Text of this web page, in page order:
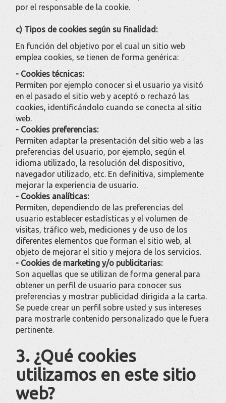
por el responsable de la cookie.
c) Tipos de cookies según su finalidad:
En función del objetivo por el cual un sitio web
emplea cookies, se tienen de forma genérica:
- Cookies técnicas:
Permiten por ejemplo conocer si el usuario ya visitó
en el pasado el sitio web y aceptó o rechazó las
cookies, identificándolo cuando se conecta al sitio
web.
- Cookies preferencias:
Permiten adaptar la presentación del sitio web a las
preferencias del usuario, por ejemplo, según el
idioma utilizado, la resolución del dispositivo,
navegador utilizado, etc. En definitiva, simplemente
mejorar la experiencia de usuario.
- Cookies analíticas:
Permiten, dependiendo de las preferencias del
usuario establecer estadísticas y el volumen de
visitas, tráfico web, mediciones y de uso de los
diferentes elementos que forman el sitio web, al
objeto de mejorar el sitio y mejora de los servicios.
- Cookies de marketing y/o publicitarias:
Son aquellas que se utilizan de forma general para
obtener un perfil de usuario para conocer sus
preferencias y mostrar publicidad dirigida a la carta.
Se puede crear un perfil sobre usted y sus intereses
para mostrarle contenido personalizado que le fuera
pertinente.
3. ¿Qué cookies
utilizamos en este sitio
web?